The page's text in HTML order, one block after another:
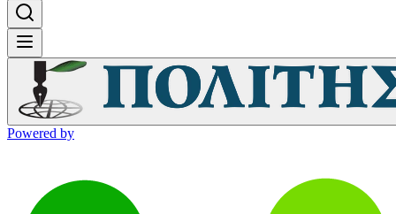
Powered by